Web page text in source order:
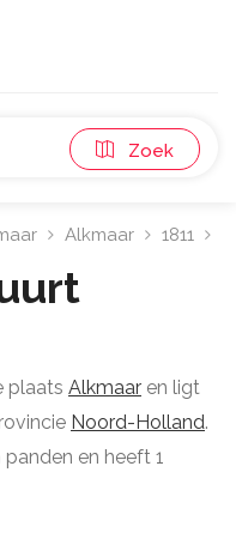
Zoek
Alkmaar 1811
plaats Alkmaar en ligt
Noord-Holland.
en heeft 1